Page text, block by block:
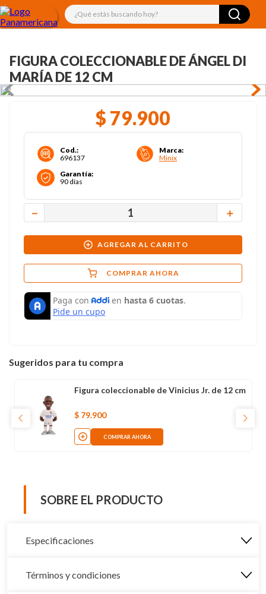
¿Qué estás buscando hoy?
FIGURA COLECCIONABLE DE ÁNGEL DI
MARÍA DE 12 CM
$ 79.900
Cod.:
696137
Marca:
Minix
Garantía:
90 días
＋
－
AGREGAR AL CARRITO
COMPRAR AHORA
Sugeridos para tu compra
Figura coleccionable de Vinicius Jr. de 12 cm
$ 79.900
COMPRAR AHORA
SOBRE EL PRODUCTO
Especificaciones
Términos y condiciones